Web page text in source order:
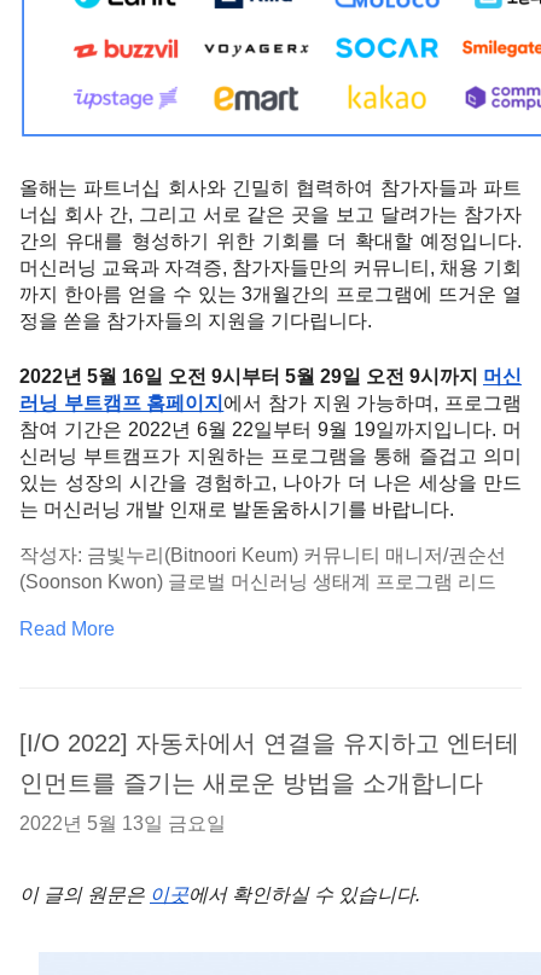
올해는 파트너십 회사와 긴밀히 협력하여 참가자들과 파트
너십 회사 간, 그리고 서로 같은 곳을 보고 달려가는 참가자
간의 유대를 형성하기 위한 기회를 더 확대할 예정입니다.
머신러닝 교육과 자격증, 참가자들만의 커뮤니티, 채용 기회
까지 한아름 얻을 수 있는 3개월간의 프로그램에 뜨거운 열
정을 쏟을 참가자들의 지원을 기다립니다.
2022년 5월 16일 오전 9시부터 5월 29일 오전 9시까지 머신
러닝 부트캠프 홈페이지 에서 참가 지원 가능하며, 프로그램
참여 기간은 2022년 6월 22일부터 9월 19일까지입니다. 머
신러닝 부트캠프가 지원하는 프로그램을 통해 즐겁고 의미
있는 성장의 시간을 경험하고, 나아가 더 나은 세상을 만드
는 머신러닝 개발 인재로 발돋움하시기를 바랍니다.
작성자: 금빛누리(Bitnoori Keum) 커뮤니티 매니저/권순선
(Soonson Kwon) 글로벌 머신러닝 생태계 프로그램 리드
Read More
[I/O 2022] 자동차에서 연결을 유지하고 엔터테
인먼트를 즐기는 새로운 방법을 소개합니다
2022년 5월 13일 금요일
이 글의 원문은 이곳에서 확인하실 수 있습니다.